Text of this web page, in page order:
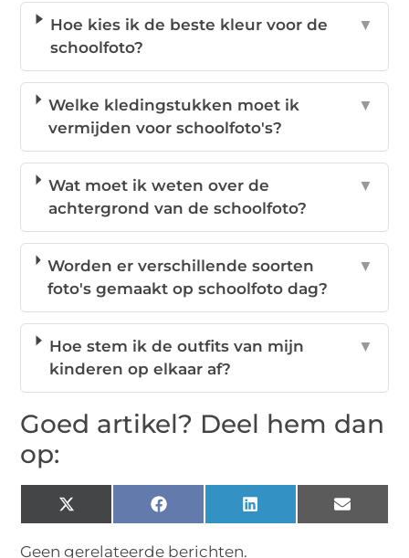
Hoe kies ik de beste kleur voor de
schoolfoto?
▼
Welke kledingstukken moet ik
vermijden voor schoolfoto's?
▼
Wat moet ik weten over de
achtergrond van de schoolfoto?
▼
Worden er verschillende soorten
foto's gemaakt op schoolfoto dag?
▼
Hoe stem ik de outfits van mijn
kinderen op elkaar af?
▼
Goed artikel? Deel hem dan
op:
X
(Twitter)
Facebook LinkedIn Email
Geen gerelateerde berichten.